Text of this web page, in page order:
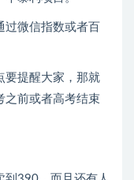
微信指数或者百
要提醒大家，那就
之前或者高考结束